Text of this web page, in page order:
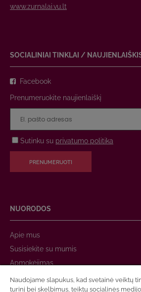
www.zurnalai.vu.lt
SOCIALINIAI TINKLAI /
Facebook
Prenumeruokite naujienlaiškį
Sutinku su privatumo politika
PRENUMERUOTI
NUORODOS
Apie mus
Susisiekite su mumis
Apmokėjimas
Prekių pristatymas
Naudojame slapukus, kad svetainė veiktų
turinį bei skelbimus, teiktų socialinės